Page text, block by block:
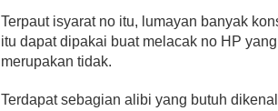
Terpaut isyarat no itu, lumayan banyak
itu dapat dipakai buat melacak no HP
merupakan tidak.
Terdapat sebagian alibi yang butuh